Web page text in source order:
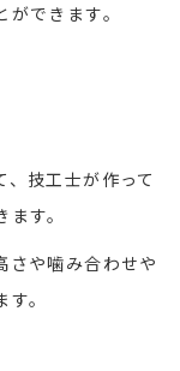
できます。
技工士が作って
す。
さや噛み合わせや
。